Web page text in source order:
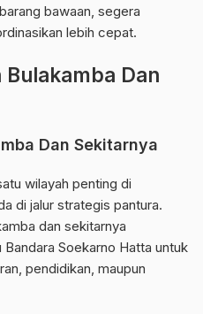
bawaan, segera
lebih cepat.
Dan
Dan Sekitarnya
wilayah penting di
di jalur strategis pantura.
dan sekitarnya
Soekarno Hatta untuk
pendidikan, maupun